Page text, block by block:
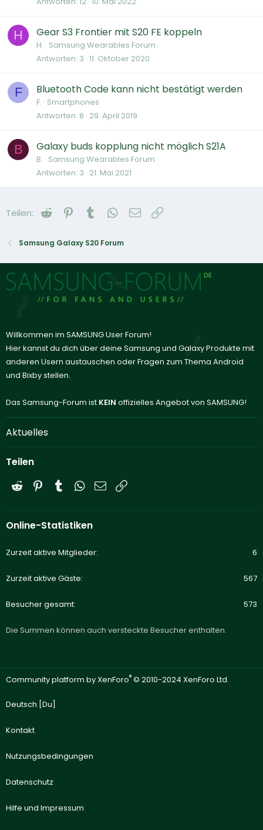
H Gear S3 Frontier mit S20 FE koppeln
H. Samsung Wearables Forum
Antworten 3 11. Oktober 2020
F Bluetooth Code kann nicht bestätigt werden
F. Smartphones
Antworten 8 29. April 2019
B Galaxy buds kopplung nicht möglich S21A
B. Samsung Wearables Forum
Antworten 3 21. Mai 2021
Teilen: Reddit Pinterest
Tumblr WhatsApp
E-Mail
Samsung Galaxy S20 Forum
Willkommen im SAMSUNG User Forum!
Hier kannst du dich über deine Samsung und Galaxy Produkte mit
anderen Usern austauschen oder Fragen zum Thema Android
und Bixby stellen.
Das Samsung-Forum ist KEIN offizielles Angebot von SAMSUNG!
Aktuelles
Teilen
Reddit PinterestTumblrWhatsApp
E-Mail
Online-Statistiken
Zurzeit aktive Mitglieder 6
Zurzeit aktive Gäste 567
Besucher gesamt 573
Die Summen können auch versteckte Besucher enthalten.
Community platform by XenForo® © 2010-2024 XenForo Ltd.
Deutsch [Du]
Kontakt
Nutzungsbedingungen
Datenschutz
Hilfe und Impressum